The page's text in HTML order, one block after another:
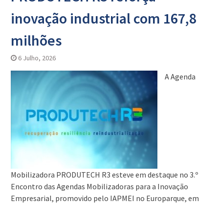
inovação industrial com 167,8
milhões
6 Julho, 2026
A Agenda
Mobilizadora PRODUTECH R3 esteve em destaque no 3.º
Encontro das Agendas Mobilizadoras para a Inovação
Empresarial, promovido pelo IAPMEI no Europarque, em